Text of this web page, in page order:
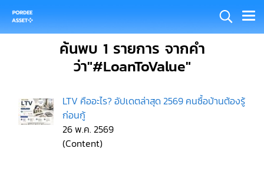
ค้นพบ 1 รายการ จากคำ
ว่า"#LoanToValue"
LTV คืออะไร? อัปเดตล่าสุด 2569 คนซื้อบ้านต้องรู้
ก่อนกู้
26 พ.ค. 2569
(Content)